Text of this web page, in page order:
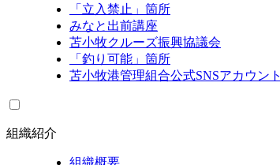
「立入禁止」箇所
みなと出前講座
苫小牧クルーズ振興協議会
「釣り可能」箇所
苫小牧港管理組合公式SNSアカウント
組織紹介
組織概要